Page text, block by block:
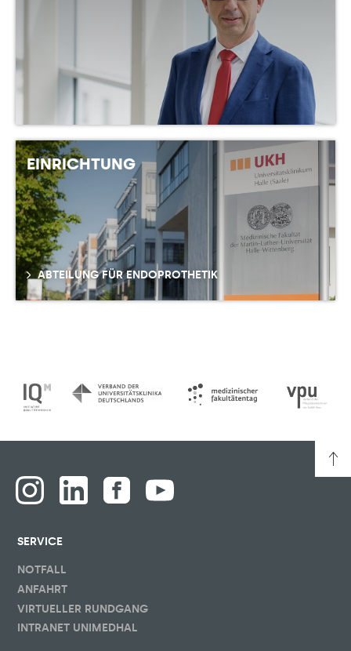
EINRICHTUNG
ABTEILUNG FÜR ENDOPROTHETIK
SERVICE
NOTFALL
ANFAHRT
VIRTUELLER RUNDGANG
INTRANET UNIMEDHAL